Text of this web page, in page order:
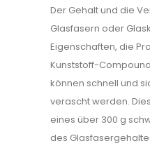
Der Gehalt und die
Glasfasern oder
Eigenschaften, die
Kunststoff-
können schnell und
verascht werden.
eines über 300 g
des